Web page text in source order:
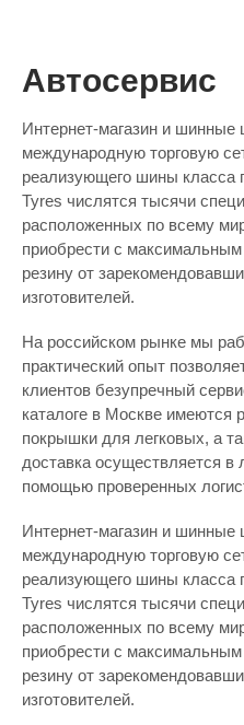
Автосервис
Интернет-магазин и шинные
международную торговую
реализующего шины класса
Tyres числятся тысячи
расположенных по всему
приобрести с
резину от
изготовителей.
На российском рынке мы
практический опыт
клиентов безупречный
каталоге в Москве имеются
покрышки для легковых, а
доставка осуществляется в
помощью проверенных
Интернет-магазин и шинные
международную торговую
реализующего шины класса
Tyres числятся тысячи
расположенных по всему
приобрести с
резину от
изготовителей.